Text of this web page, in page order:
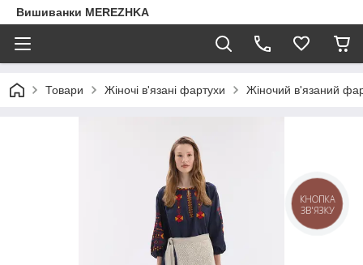
Вишиванки MEREZHKA
Товари Жіночі в'язані фартухи Жіночий в'язаний
КНОПКА
ЗВ'ЯЗКУ